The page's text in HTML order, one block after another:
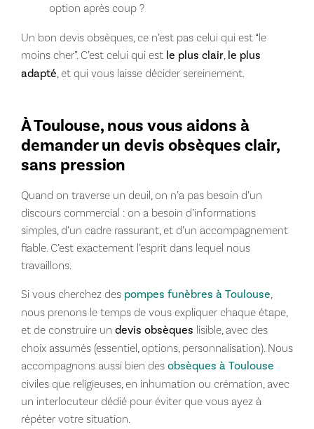
option après coup ?
Un bon devis obsèques, ce n’est pas celui qui est “le
moins cher”. C’est celui qui est le plus clair, le plus
adapté , et qui vous laisse décider sereinement.
À Toulouse, nous vous aidons à
demander un devis obsèques clair,
sans pression
Quand on traverse un deuil, on n’a pas besoin d’un
discours commercial : on a besoin d’informations
simples, d’un cadre rassurant, et d’un accompagnement
fiable. C’est exactement l’esprit dans lequel nous
travaillons.
Si vous cherchez des pompes funèbres à Toulouse
nous prenons le temps de vous expliquer chaque étape,
et de construire un devis obsèques lisible, avec des
choix assumés (essentiel, options, personnalisation). Nous
accompagnons aussi bien des obsèques à Toulouse
civiles que religieuses, en inhumation ou crémation, avec
un interlocuteur dédié pour éviter que vous ayez à
répéter votre situation.